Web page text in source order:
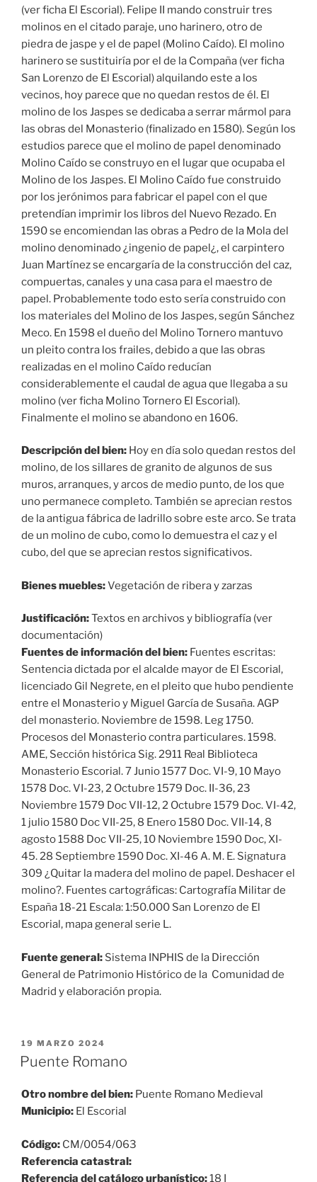
(ver ficha El Escorial). Felipe II mando construir tres
molinos en el citado paraje, uno harinero, otro de
piedra de jaspe y el de papel (Molino Caído). El molino
harinero se sustituiría por el de la Compaña (ver ficha
San Lorenzo de El Escorial) alquilando este a los
vecinos, hoy parece que no quedan restos de él. El
molino de los Jaspes se dedicaba a serrar mármol para
las obras del Monasterio (finalizado en 1580). Según los
estudios parece que el molino de papel denominado
Molino Caído se construyo en el lugar que ocupaba el
Molino de los Jaspes. El Molino Caído fue construido
por los jerónimos para fabricar el papel con el que
pretendían imprimir los libros del Nuevo Rezado. En
1590 se encomiendan las obras a Pedro de la Mola del
molino denominado ¿ingenio de papel¿, el carpintero
Juan Martínez se encargaría de la construcción del caz,
compuertas, canales y una casa para el maestro de
papel. Probablemente todo esto sería construido con
los materiales del Molino de los Jaspes, según Sánchez
Meco. En 1598 el dueño del Molino Tornero mantuvo
un pleito contra los frailes, debido a que las obras
realizadas en el molino Caído reducían
considerablemente el caudal de agua que llegaba a su
molino (ver ficha Molino Tornero El Escorial).
Finalmente el molino se abandono en 1606.
Descripción del bien: Hoy en día solo quedan restos del
molino, de los sillares de granito de algunos de sus
muros, arranques, y arcos de medio punto, de los que
uno permanece completo. También se aprecian restos
de la antigua fábrica de ladrillo sobre este arco. Se trata
de un molino de cubo, como lo demuestra el caz y el
cubo, del que se aprecian restos significativos.
Bienes muebles:Vegetación de ribera y zarzas
Justificación:Textos en archivos y bibliografía (ver
documentación)
Fuentes de información del bien: Fuentes escritas:
Sentencia dictada por el alcalde mayor de El Escorial,
licenciado Gil Negrete, en el pleito que hubo pendiente
entre el Monasterio y Miguel García de Susaña. AGP
del monasterio. Noviembre de 1598. Leg 1750.
Procesos del Monasterio contra particulares. 1598.
AME, Sección histórica Sig. 2911 Real Biblioteca
Monasterio Escorial. 7 Junio 1577 Doc. VI-9, 10 Mayo
1578 Doc. VI-23, 2 Octubre 1579 Doc. II-36, 23
Noviembre 1579 Doc VII-12, 2 Octubre 1579 Doc. VI-42,
1 julio 1580 Doc VII-25, 8 Enero 1580 Doc. VII-14, 8
agosto 1588 Doc VII-25, 10 Noviembre 1590 Doc, XI-
45. 28 Septiembre 1590 Doc. XI-46 A. M. E. Signatura
309 ¿Quitar la madera del molino de papel. Deshacer el
molino?. Fuentes cartográficas: Cartografía Militar de
España 18-21 Escala: 1:50.000 San Lorenzo de El
Escorial, mapa general serie L.
Fuente general: Sistema INPHIS de la Dirección
General de Patrimonio Histórico de la Comunidad de
Madrid y elaboración propia.
PUBLICADO
EL
19 MARZO 2024
Puente Romano
Otro nombre del bien: Puente Romano Medieval
Municipio: El Escorial
Código: CM/0054/063
Referencia catastral:
Referencia del catálogo urbanístico:18 I